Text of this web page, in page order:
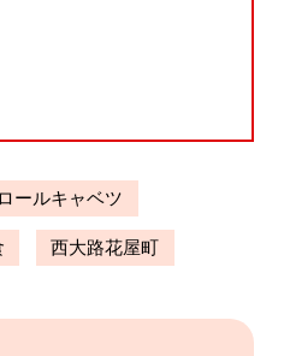
ロールキャベツ
西大路花屋町